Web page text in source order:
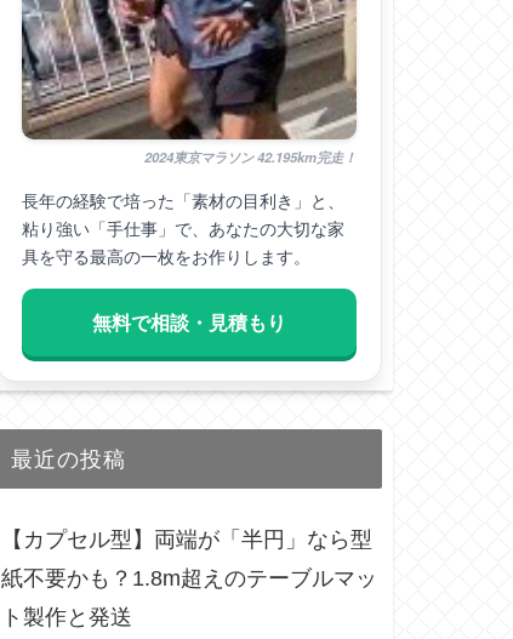
2024東京マラソン 42.195km完走！
長年の経験で培った「素材の目利き」と、
粘り強い「手仕事」で、あなたの大切な家
具を守る最高の一枚をお作りします。
無料で相談・見積もり
最近の投稿
【カプセル型】両端が「半円」なら型
紙不要かも？1.8m超えのテーブルマッ
ト製作と発送